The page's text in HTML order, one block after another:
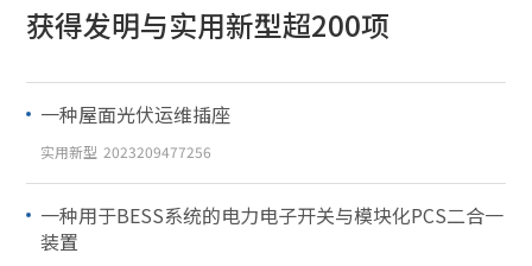
获得发明与实用新型超200项
一种屋面光伏运维插座
实用新型 2023209477256
一种用于BESS系统的电力电子开关与模块化PCS二合一
装置